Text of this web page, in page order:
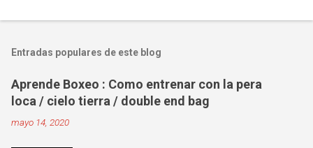
Entradas populares de este blog
Aprende Boxeo : Como entrenar con la pera
loca / cielo tierra / double end bag
mayo 14, 2020